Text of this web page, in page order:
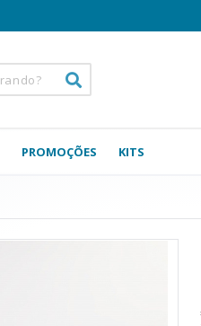
PROMOÇÕES KITS